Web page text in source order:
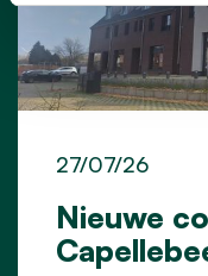
Nieuwe
27/07/26